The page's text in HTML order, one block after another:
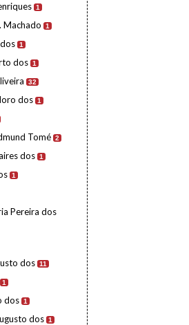
1
Machado 1
1
dos 1
32
dos 1
Tomé 2
dos 1
1
Pereira dos
dos 11
1
dos 1
dos 1